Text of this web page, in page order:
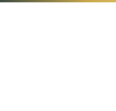
Перейти